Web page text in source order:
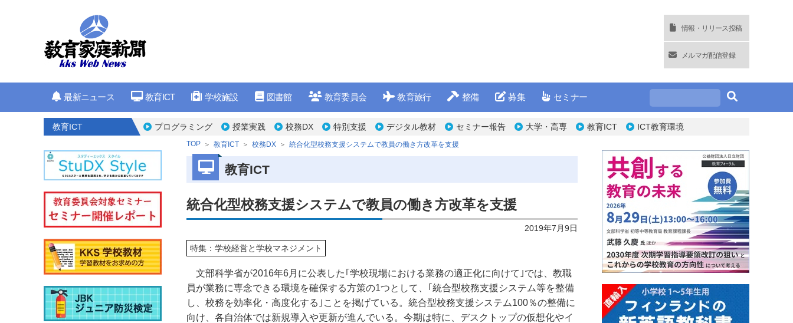
情報・リリース投稿
メルマガ配信登録
最新ニュース 教育ICT 学校施設 図書館 教育委員会 教育旅行 整備 募集 セミナー
教育ICT プログラミング 授業実践 校務DX 特別支援 デジタル教材 セミナー報告 大学・高専 教育ICT ICT教育環境
TOP 教育ICT 校務DX 統合化型校務支援システムで教員の働き方改革を支援
教育ICT
統合化型校務支援システムで教員の働き方改革を支援
2019年7月9日
特集：学校経営と学校マネジメント
文部科学省が2016年6月に公表した｢学校現場における業務の適正化に向けて｣では、教職
員が業務に専念できる環境を確保する方策の1つとして、｢統合型校務支援システム等を整備
し、校務を効率化・高度化する｣ことを掲げている。統合型校務支援システム100％の整備に
向け、各自治体では新規導入や更新が進んでいる。今期は特に、デスクトップの仮想化やイ